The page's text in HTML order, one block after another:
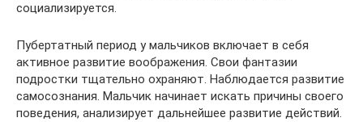
социализируется.
Пубертатный период у мальчиков включает в себя
активное развитие воображения. Свои фантазии
подростки тщательно охраняют. Наблюдается развитие
самосознания. Мальчик начинает искать причины своего
поведения, анализирует дальнейшее развитие действий.